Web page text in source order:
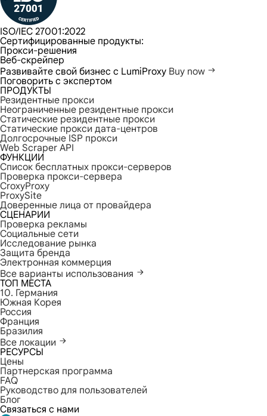
ISO/IEC 27001:2022
Сертифицированные продукты:
Прокси-решения
Веб-скрейпер
Развивайте свой бизнес с LumiProxy Buy now
Поговорить с экспертом
ПРОДУКТЫ
Резидентные прокси
Неограниченные резидентные прокси
Статические резидентные прокси
Статические прокси дата-центров
Долгосрочные ISP прокси
Web Scraper API
ФУНКЦИИ
Список бесплатных прокси-серверов
Проверка прокси-сервера
CroxyProxy
ProxySite
Доверенные лица от провайдера
СЦЕНАРИИ
Проверка рекламы
Социальные сети
Исследование рынка
Защита бренда
Электронная коммерция
Все варианты использования
ТОП МЕСТА
10. Германия
Южная Корея
Россия
Франция
Бразилия
Все локации
РЕСУРСЫ
Цены
Партнерская программа
FAQ
Руководство для пользователей
Блог
Связаться с нами